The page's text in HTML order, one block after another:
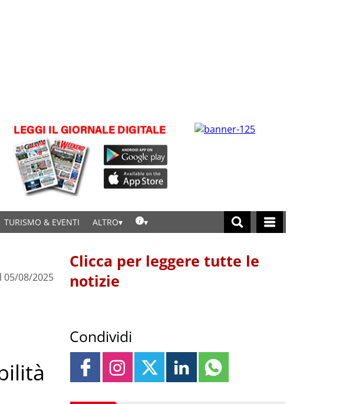
TURISMO & EVENTI ALTRO
05/08/2025
Clicca per leggere tutte le
notizie
Condividi